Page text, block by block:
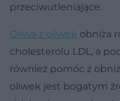
przeciwutleniające.
Oliwa z oliwek obniża
cholesterolu LDL, a
również pomóc z
oliwek jest bogatym